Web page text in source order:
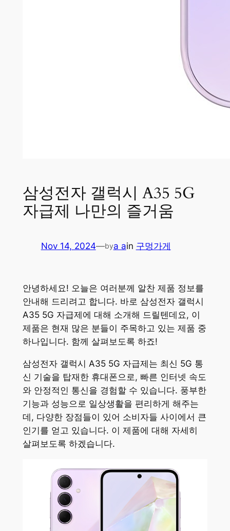
삼성전자 갤럭시 A35 5G
자급제 나만의 즐거움
Nov 14, 2024—bya ain 구멍가게
안녕하세요! 오늘은 여러분께 알찬 제품 정보를
안내해 드리려고 합니다. 바로 삼성전자 갤럭시
A35 5G 자급제에 대해 소개해 드릴텐데요, 이
제품은 현재 많은 분들이 주목하고 있는 제품 중
하나입니다. 함께 살펴보도록 하죠!
삼성전자 갤럭시 A35 5G 자급제는 최신 5G 통
신 기술을 탑재한 휴대폰으로, 빠른 인터넷 속도
와 안정적인 통신을 경험할 수 있습니다. 풍부한
기능과 성능으로 일상생활을 편리하게 해주는
데, 다양한 장점들이 있어 소비자들 사이에서 큰
인기를 얻고 있습니다. 이 제품에 대해 자세히
살펴보도록 하겠습니다.